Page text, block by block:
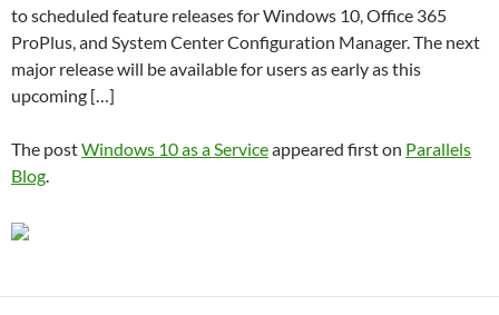
to scheduled feature releases for Windows 10, Office 365
ProPlus, and System Center Configuration Manager. The next
major release will be available for users as early as this
upcoming […]
The postWindows 10 as a Serviceappeared first on Parallels
Blog.